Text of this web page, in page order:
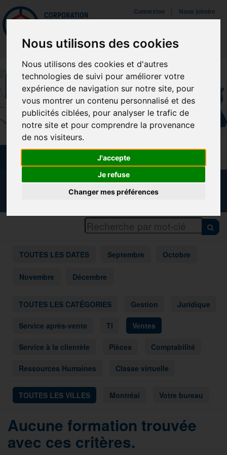
Nous utilisons des cookies
Nous utilisons des cookies et d'autres
technologies de suivi pour améliorer votre
expérience de navigation sur notre site, pour
vous montrer un contenu personnalisé et des
publicités ciblées, pour analyser le trafic de
notre site et pour comprendre la provenance
de nos visiteurs.
J'accepte
Je refuse
Changer mes préférences
Mettreà jour vos préférences de témoins
Connexion Nous joindre
CALENDRIER DES FORMATIONS
TOUTES LES DATES Septembre Octobre
Novembre Décembre
TOUTES LES CATÉGORIES Gestion Juridique
Service après-vente TI Ventes
Service à la clientèle Pièces Comptabilité
Ressources Humaines Classe virtuelle
TOUTES LES VILLES Montréal Votre bureau
Aucune formation trouvée
avec ces critères.